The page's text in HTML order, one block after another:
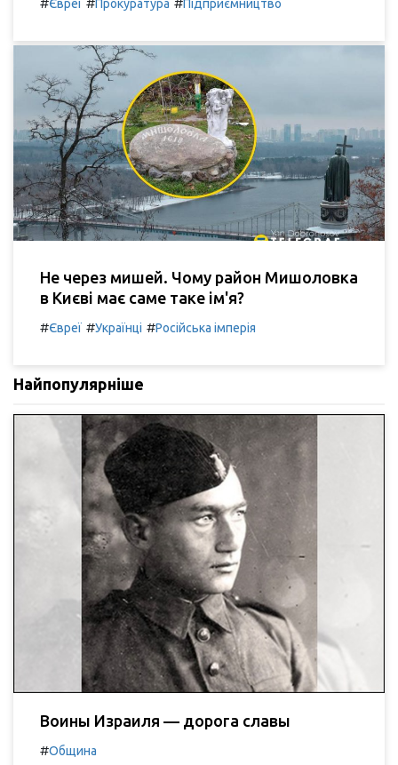
#Євреї #Прокуратура #Підприємництво
Не через мишей. Чому район Мишоловка
в Києві має саме таке ім'я?
#Євреї #Українці #Російська імперія
Найпопулярніше
Воины Израиля — дорога славы
#Община